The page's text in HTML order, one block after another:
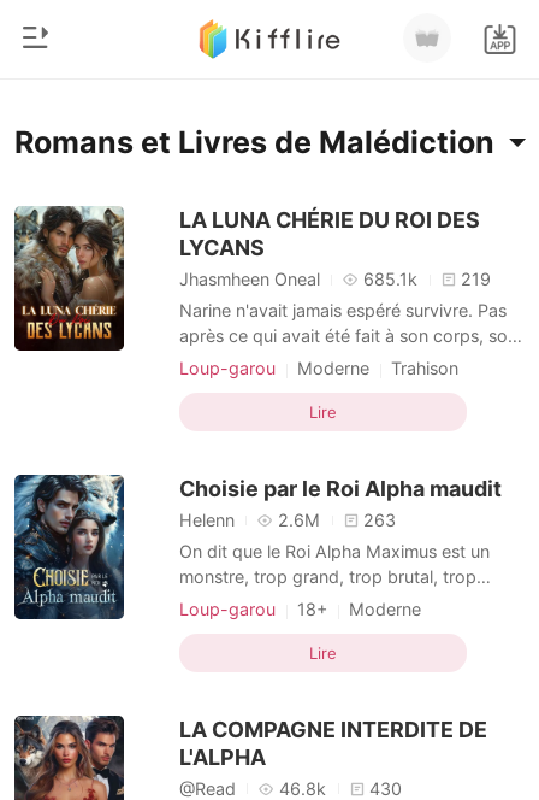
Historique
Déconnexion
Télécharger l'appli
Accueil
Moderne
Loup-garou
Nouvelle
Classement
Nouvelles
Romans et Livres de Malédiction
LA LUNA CHÉRIE DU ROI DES
LYCANS
Jhasmheen Oneal 685.1k
219
Narine n'avait jamais espéré survivre. Pas
après ce qui avait été fait à son corps, son
esprit et son âme. Mais le destin avait
suprême Sargis, le souverain le plus
redouté du royaume, elle se retrouve sous
connaît pas... et d'
Loup-garou Moderne
Trahison
Malédiction
Noble Fantasie
Héroïne fougueuse
Histoire d'amour
Lire
Choisie par le Roi Alpha maudit
Helenn 2.6M
263
On dit que le Roi Alpha Maximus est un
monstre, trop grand, trop brutal, trop
maudit. Son lit est synonyme de mort, et
moi ? Une oméga indésirable et grasse,
avec le roi impit
Loup-garou 18+
Moderne
Triangle amoureux
Malédiction
loup-garou
Royauté
Lire
LA COMPAGNE INTERDITE DE
L'ALPHA
@Read 46.8k
430